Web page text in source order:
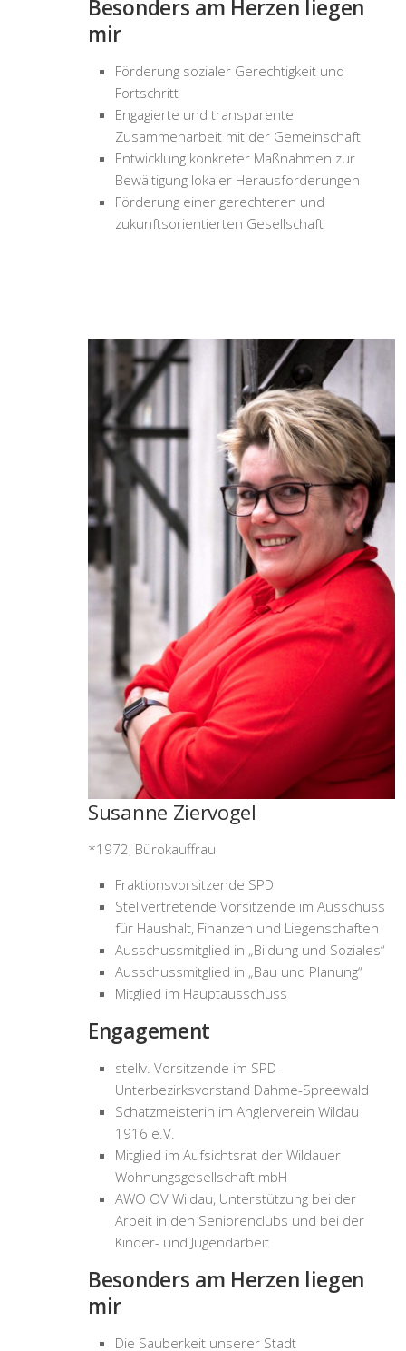
Besonders am Herzen liegen
mir
Förderung sozialer Gerechtigkeit und
Fortschritt
Engagierte und transparente
Zusammenarbeit mit der Gemeinschaft
Entwicklung konkreter Maßnahmen zur
Bewältigung lokaler Herausforderungen
Förderung einer gerechteren und
zukunftsorientierten Gesellschaft
Susanne Ziervogel
*1972, Bürokauffrau
Fraktionsvorsitzende SPD
Stellvertretende Vorsitzende im Ausschuss
für Haushalt, Finanzen und Liegenschaften
Ausschussmitglied in „Bildung und Soziales“
Ausschussmitglied in „Bau und Planung“
Mitglied im Hauptausschuss
Engagement
stellv. Vorsitzende im SPD-
Unterbezirksvorstand Dahme-Spreewald
Schatzmeisterin im Anglerverein Wildau
1916 e.V.
Mitglied im Aufsichtsrat der Wildauer
Wohnungsgesellschaft mbH
AWO OV Wildau, Unterstützung bei der
Arbeit in den Seniorenclubs und bei der
Kinder- und Jugendarbeit
Besonders am Herzen liegen
mir
Die Sauberkeit unserer Stadt